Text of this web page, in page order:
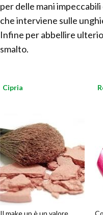
per delle mani
che interviene sulle
Infine per abbellire
smalto.
Cipria